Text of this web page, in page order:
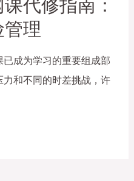
代修指南：
理
成为学习的重要组成部
和不同的时差挑战，许